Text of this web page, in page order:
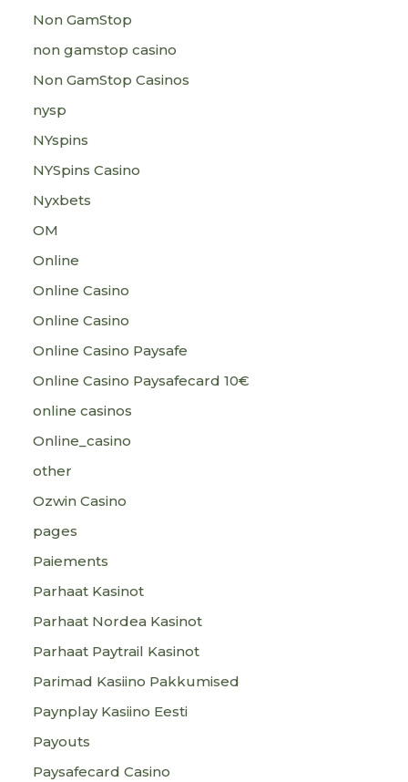
Non GamStop
non gamstop casino
Non GamStop Casinos
nysp
NYspins
NYSpins Casino
Nyxbets
OM
Online
Online Casino
Online Casino
Online Casino Paysafe
Online Casino Paysafecard 10€
online casinos
Online_casino
other
Ozwin Casino
pages
Paiements
Parhaat Kasinot
Parhaat Nordea Kasinot
Parhaat Paytrail Kasinot
Parimad Kasiino Pakkumised
Paynplay Kasiino Eesti
Payouts
Paysafecard Casino